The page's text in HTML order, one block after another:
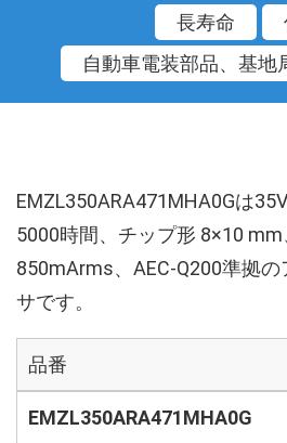
長寿命
自動車電装部品、基地
EMZL350ARA471MHA0Gは
5000時間、チップ形 8×10
850mArms、AEC-Q200準拠
サです。
品番
EMZL350ARA471MHA0G